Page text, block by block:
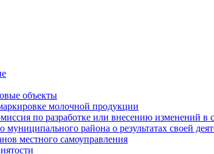
объекты
молочной продукции
по разработке или внесению изменений в
района о результатах своей
местного самоуправления